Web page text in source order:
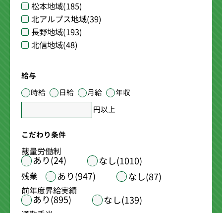
松本地域(185)
北アルプス地域(39)
長野地域(193)
北信地域(48)
給与
時給
日給 月給
年収
円以上
こだわり条件
裁量労働制
あり(24) なし(1010)
残業 あり(947) なし(87)
前年度昇給実績
あり(895) なし(139)